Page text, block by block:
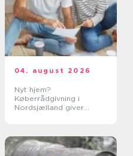
04. august 2026
Nyt hjem?
Køberrådgivning i
Nordsjælland giver